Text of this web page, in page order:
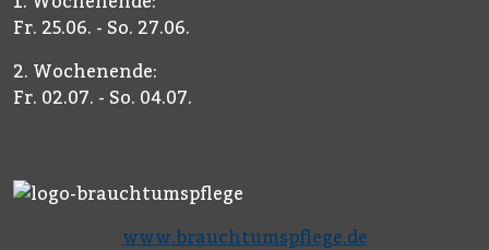
Fr. 25.06. - So. 27.06.
2. Wochenende:
Fr. 02.07. - So. 04.07.
www.brauchtumspflege.de